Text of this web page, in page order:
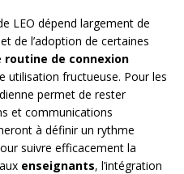
LEO dépend largement de
de l’adoption de certaines
routine de connexion
utilisation fructueuse. Pour les
permet de rester
et communications
à définir un rythme
suivre efficacement la
enseignants, l’intégration